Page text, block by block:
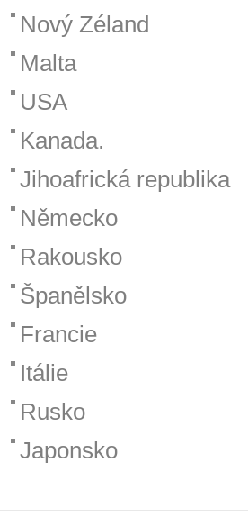
Nový Zéland
Malta
USA
Kanada.
Jihoafrická republika
Německo
Rakousko
Španělsko
Francie
Itálie
Rusko
Japonsko